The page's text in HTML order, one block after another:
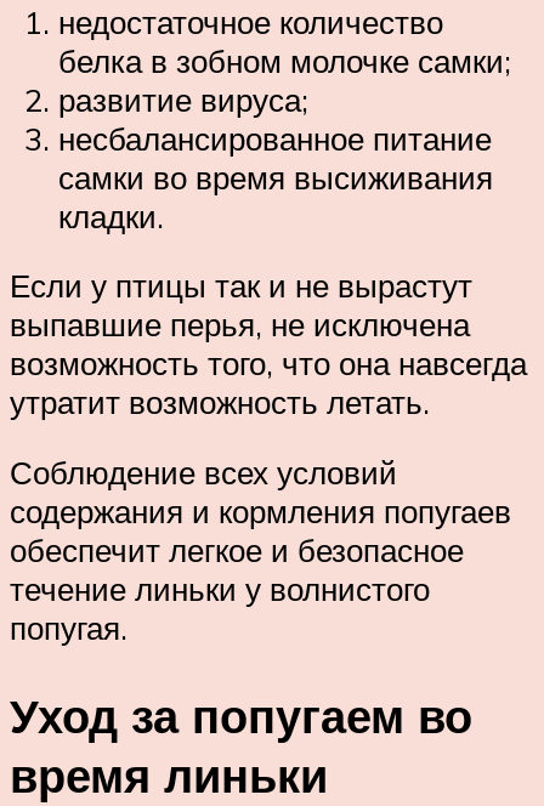
недостаточное количество
белка в зобном молочке самки;
развитие вируса;
несбалансированное питание
самки во время высиживания
кладки.
Если у птицы так и не вырастут
выпавшие перья, не исключена
возможность того, что она навсегда
утратит возможность летать.
Соблюдение всех условий
содержания и кормления попугаев
обеспечит легкое и безопасное
течение линьки у волнистого
попугая.
Уход за попугаем во
время линьки